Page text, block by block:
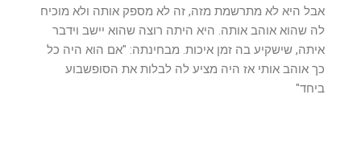
אבל היא לא מתרשמת מזה, זה לא מספק אותה ולא מוכיח
לה שהוא אוהב אותה. היא היתה רוצה שהוא יישב וידבר
איתה, שישקיע בה זמן איכות. מבחינתה: "אם הוא היה כל
כך אוהב אותי אז היה מציע לה לבלות את הסופשבוע
ביחד"